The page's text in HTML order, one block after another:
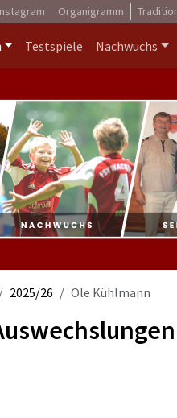
Organigramm
Testspiele Nachwuchs
2025/26 Ole Kühlmann